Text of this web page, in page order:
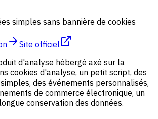
simples sans bannière de cookies
Site officiel
d'analyse hébergé axé sur la
cookies d'analyse, un petit script, des
des événements personnalisés,
de commerce électronique, un
conservation des données.